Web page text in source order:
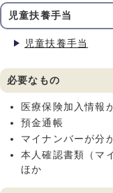
児童扶養手当
児童扶養手当
必要なもの
医療保険加入情報
預金通帳
マイナンバーが分
本人確認書類（マ
ほか